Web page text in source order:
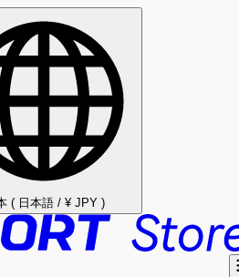
( 日本語 / ¥ JPY )